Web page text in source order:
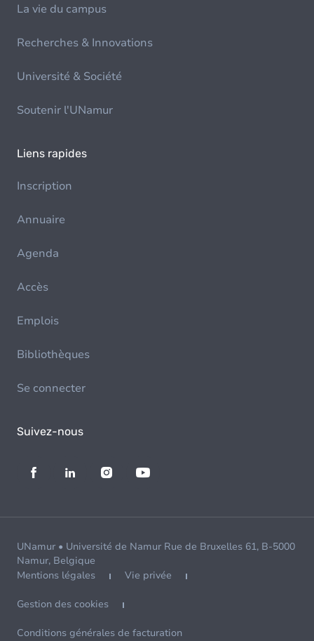
La vie du campus
Recherches & Innovations
Université & Société
Soutenir l'UNamur
Liens rapides
Inscription
Annuaire
Agenda
Accès
Emplois
Bibliothèques
Se connecter
Suivez-nous
UNamur • Université de Namur Rue de Bruxelles 61, B-5000
Namur, Belgique
Mentions légales
Vie privée
Gestion des cookies
Conditions générales de facturation